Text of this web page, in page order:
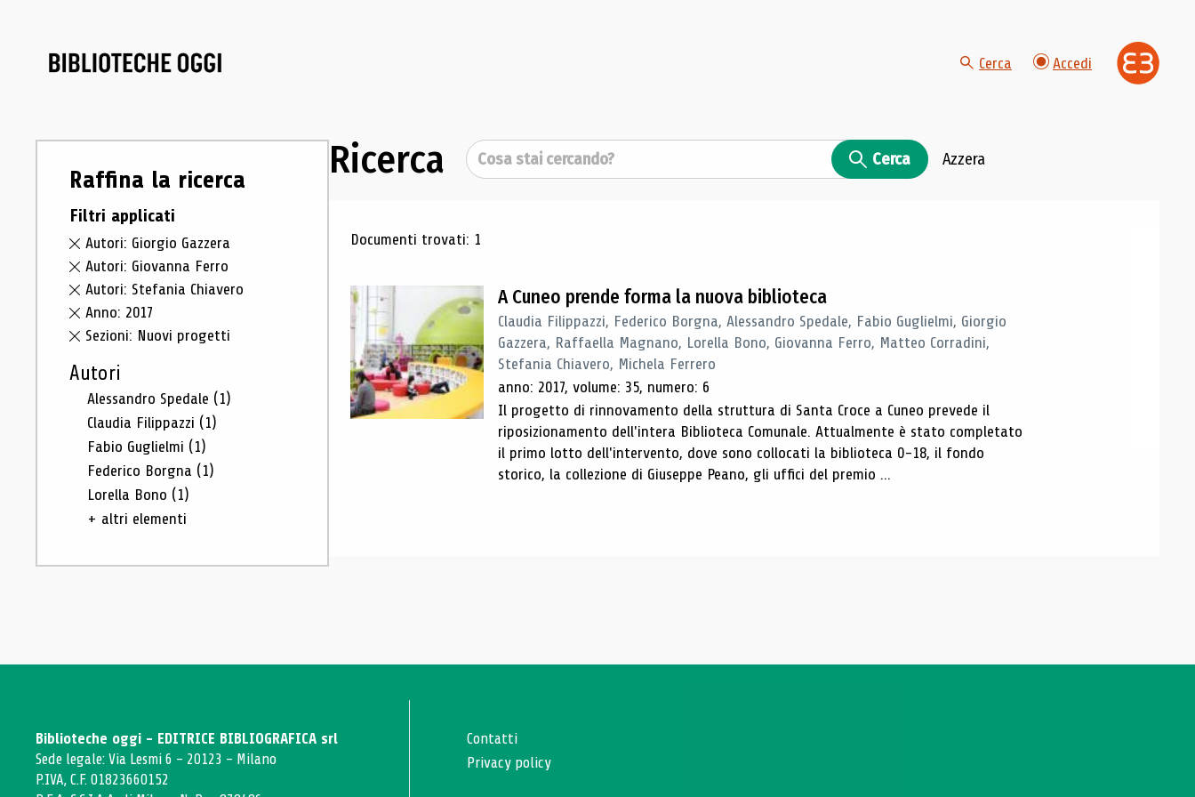
Cerca Accedi
Raffina la ricerca
Filtri applicati
Autori: Giorgio Gazzera
Autori: Giovanna Ferro
Autori: Stefania Chiavero
Anno: 2017
Sezioni: Nuovi progetti
Autori
Alessandro Spedale (1)
Claudia Filippazzi (1)
Fabio Guglielmi (1)
Federico Borgna (1)
Lorella Bono (1)
+ altri elementi
Ricerca Cerca Cerca Azzera
Risultati di ricerca
Documenti trovati: 1
A Cuneo prende forma la nuova biblioteca
Claudia Filippazzi, Federico Borgna, Alessandro Spedale, Fabio Guglielmi, Giorgio
Gazzera, Raffaella Magnano, Lorella Bono, Giovanna Ferro, Matteo Corradini,
Stefania Chiavero, Michela Ferrero
anno: 2017, volume: 35, numero: 6
Il progetto di rinnovamento della struttura di Santa Croce a Cuneo prevede il
riposizionamento dell'intera Biblioteca Comunale. Attualmente è stato completato
il primo lotto dell'intervento, dove sono collocati la biblioteca 0-18, il fondo
storico, la collezione di Giuseppe Peano, gli uffici del premio ...
Biblioteche oggi - EDITRICE BIBLIOGRAFICA srl
Sede legale: Via Lesmi 6 - 20123 - Milano
P.IVA, C.F. 01823660152
Contatti
Privacy policy